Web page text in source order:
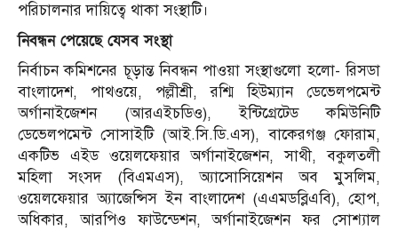
পরিচালনার দায়িত্বে থাকা সংস্থাটি।
নিবন্ধন পেয়েছে যেসব সংস্থা
নির্বাচন কমিশনের চূড়ান্ত নিবন্ধন পাওয়া সংস্থাগুলো হলো- রিসডা
বাংলাদেশ, পাথওয়ে, পল্লীশ্রী, রশ্মি হিউম্যান ডেভেলপমেন্ট
অর্গানাইজেশন (আরএইচডিও), ইন্টিগ্রেটেড কমিউনিটি
ডেভেলপমেন্ট সোসাইটি (আই.সি.ডি.এস), বাকেরগঞ্জ ফোরাম,
একটিভ এইড ওয়েলফেয়ার অর্গানাইজেশন, সাথী, বকুলতলী
মহিলা সংসদ (বিএমএস), অ্যাসোসিয়েশন অব মুসলিম,
ওয়েলফেয়ার অ্যাজেন্সিস ইন বাংলাদেশ (এএমডব্লিএবি), হোপ,
অধিকার, আরপিও ফাউন্ডেশন, অর্গানাইজেশন ফর সোশ্যাল